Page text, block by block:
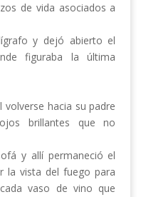
de vida asociados a
y dejó abierto el
figuraba la última
hacia su padre
brillantes que no
y allí permaneció el
la vista del fuego para
vaso de vino que